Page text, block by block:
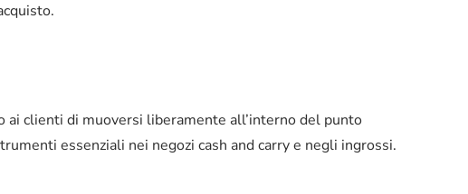
clienti di muoversi liberamente all’interno del punto
essenziali nei negozi cash and carry e negli ingrossi.